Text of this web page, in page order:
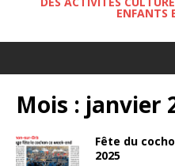
ENFANTS
Mois : janvier
Fête du
2025